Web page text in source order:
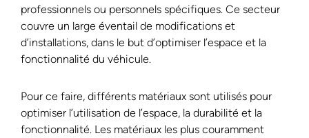
professionnels ou personnels spécifiques. Ce secteur
couvre un large éventail de modifications et
d’installations, dans le but d’optimiser l’espace et la
fonctionnalité du véhicule.
Pour ce faire, différents matériaux sont utilisés pour
optimiser l’utilisation de l’espace, la durabilité et la
fonctionnalité. Les matériaux les plus couramment